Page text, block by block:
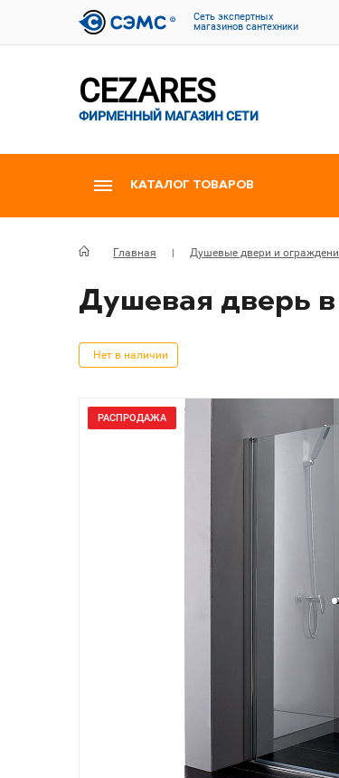
Cеть экспертных
магазинов сантехники
CEZARES
ФИРМЕННЫЙ МАГАЗИН СЕТИ
КАТАЛОГ ТОВАРОВ
Главная Душевые двери и
Душевая дверь в
Нет в наличии
РАСПРОДАЖА